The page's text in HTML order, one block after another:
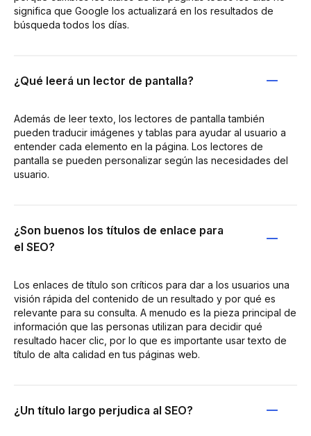
significa que Google los actualizará en los resultados de
búsqueda todos los días.
¿Qué leerá un lector de pantalla?
Además de leer texto, los lectores de pantalla también
pueden traducir imágenes y tablas para ayudar al usuario a
entender cada elemento en la página. Los lectores de
pantalla se pueden personalizar según las necesidades del
usuario.
¿Son buenos los títulos de enlace para
el SEO?
Los enlaces de título son críticos para dar a los usuarios una
visión rápida del contenido de un resultado y por qué es
relevante para su consulta. A menudo es la pieza principal de
información que las personas utilizan para decidir qué
resultado hacer clic, por lo que es importante usar texto de
título de alta calidad en tus páginas web.
¿Un título largo perjudica al SEO?